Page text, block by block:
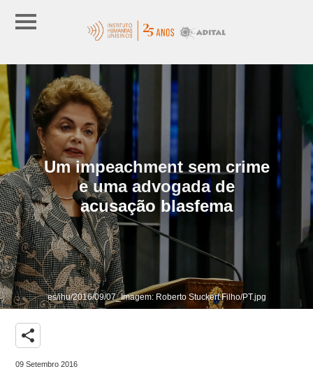
Um impeachment sem crime
e uma advogada de
acusação blasfema
es/ihu/2016/09/07_Imagem: Roberto Stuckert Filho/PT.jpg
share
09 Setembro 2016